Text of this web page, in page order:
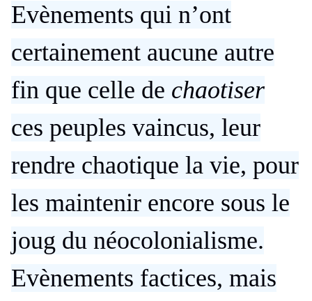
Evènements qui n’ont
certainement aucune autre
fin que celle de chaotiser
ces peuples vaincus, leur
rendre chaotique la vie, pour
les maintenir encore sous le
joug du néocolonialisme.
Evènements factices, mais